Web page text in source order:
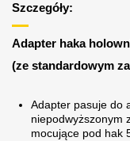
Szczegóły:
Adapter haka
(ze standardowym
Adapter pasuje do
niepodwyższonym
mocujące pod hak